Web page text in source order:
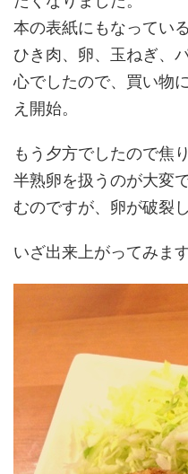
本の表紙にもなっている
ひき肉、卵、玉ねぎ、
心でしたので、買い物
え開始。
もう夕方でしたので焦
半熟卵を扱うのが大変
むのですが、卵が破裂
いざ出来上がってみます